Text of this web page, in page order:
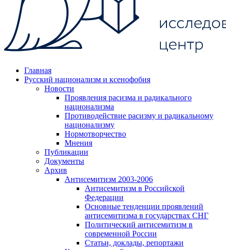
Главная
Русский национализм и ксенофобия
Новости
Проявления расизма и радикального
национализма
Противодействие расизму и радикальному
национализму
Нормотворчество
Мнения
Публикации
Документы
Архив
Антисемитизм 2003-2006
Антисемитизм в Российской
Федерации
Основные тенденции проявлений
антисемитизма в государствах СНГ
Политический антисемитизм в
современной России
Статьи, доклады, репортажи